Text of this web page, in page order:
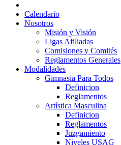
Calendario
Nosotros
Misión y Visión
Ligas Afiliadas
Comisiones y Comités
Reglamentos Generales
Modalidades
Gimnasia Para Todos
Definicion
Reglamentos
Artística Masculina
Definicion
Reglamentos
Juzgamiento
Niveles USAG